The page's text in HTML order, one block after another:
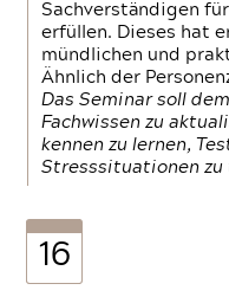
Sachverständigen
erfüllen. Dieses hat
mündlichen und
Ähnlich der
Das Seminar soll
Fachwissen zu
kennen zu lernen,
Stresssituationen zu
16